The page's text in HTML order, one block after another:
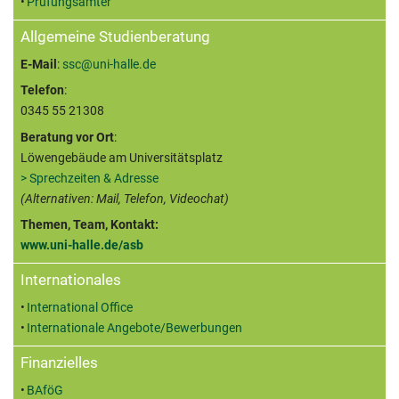
Allgemeine Studienberatung
E-Mail : ssc@uni-halle.de
Telefon:
0345 55 21308
Beratung vor Ort:
Löwengebäude am Universitätsplatz
> Sprechzeiten & Adresse
(Alternativen: Mail, Telefon, Videochat)
Themen, Team, Kontakt:
www.uni-halle.de/asb
Internationales
International Office
Internationale Angebote/Bewerbungen
Finanzielles
BAföG